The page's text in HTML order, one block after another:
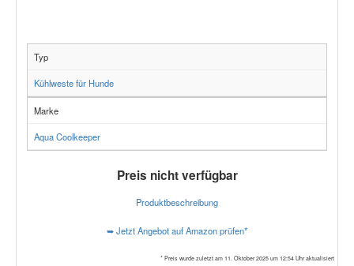
Typ
Kühlweste für Hunde
Marke
Aqua Coolkeeper
Preis nicht verfügbar
Produktbeschreibung
➥ Jetzt Angebot auf Amazon prüfen*
* Preis wurde zuletzt am 11. Oktober 2025 um 12:54 Uhr aktualisiert